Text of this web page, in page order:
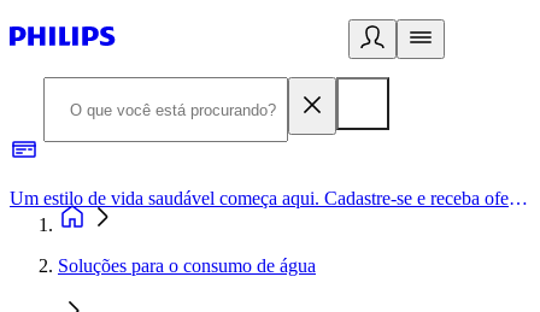
Um estilo de vida saudável começa aqui. Cadastre-se e receba ofertas exclusivas.
Soluções para o consumo de água